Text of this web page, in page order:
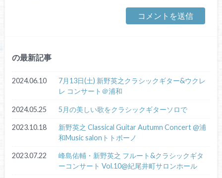
の最新記事
2024.06.10
7月13日(土) 新野英之クラシックギター&ウクレ
レ コンサート＠浦和
2024.05.25 5月の美しい歌をクラシックギターソロで
2023.10.18
新野英之 Classical Guitar Autumn Concert @浦
和Music salonトトボーノ
2023.07.22
峰島佑輔・新野英之 フルート&クラシックギタ
ーコンサート Vol.10@紀尾井町サロンホール